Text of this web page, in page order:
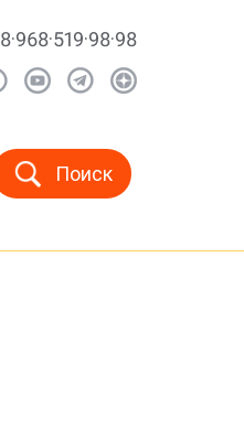
8·968·519·98·98
Поиск